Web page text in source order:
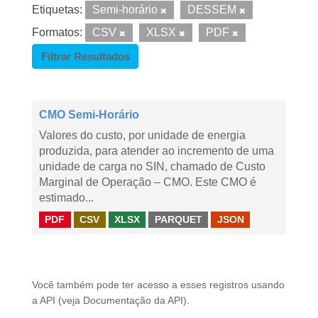
Etiquetas: Semi-horário
DESSEM
Formatos:
CSV XLSX
PDF
Filtrar Resultados
CMO Semi-Horário
Valores do custo, por unidade de energia
produzida, para atender ao incremento de uma
unidade de carga no SIN, chamado de Custo
Marginal de Operação – CMO. Este CMO é
estimado...
PDF CSV XLSX PARQUET JSON
Você também pode ter acesso a esses registros usando
a API (veja Documentação da API ).